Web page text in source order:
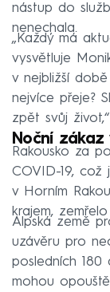
nástup do
nenechala.
„Každý má
vysvětluje
v nejbližší
nejvíce přeje?
zpět svůj
Noční zákaz
Rakousko za
COVID-19, což
v Horním
krajem,
Alpská země
uzávěru pro
posledních 180
mohou